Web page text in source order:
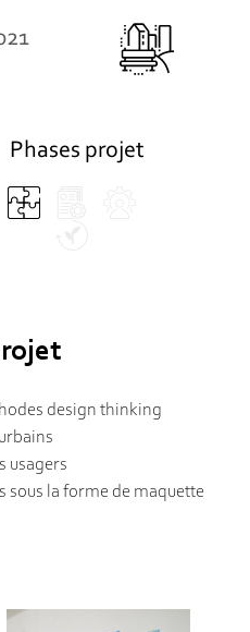
Phases projet
design thinking
usagers
sous la forme de maquette